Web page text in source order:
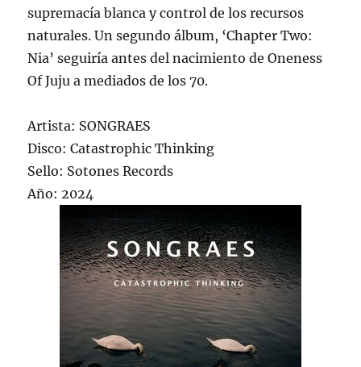
supremacía blanca y control de los recursos
naturales. Un segundo álbum, ‘Chapter Two:
Nia’ seguiría antes del nacimiento de Oneness
Of Juju a mediados de los 70.
Artista: SONGRAES
Disco: Catastrophic Thinking
Sello: Sotones Records
Año: 2024